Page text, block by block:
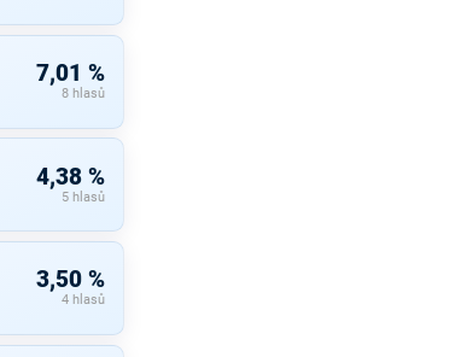
7,01 %
8 hlasů
4,38 %
5 hlasů
3,50 %
4 hlasů